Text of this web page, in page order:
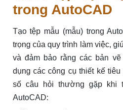
trong AutoCAD
Tạo tệp mẫu (mẫu) trong
trọng của quy trình làm việc,
và đảm bảo rằng các bản
dụng các công cụ thiết kế
số câu hỏi thường gặp khi
AutoCAD: